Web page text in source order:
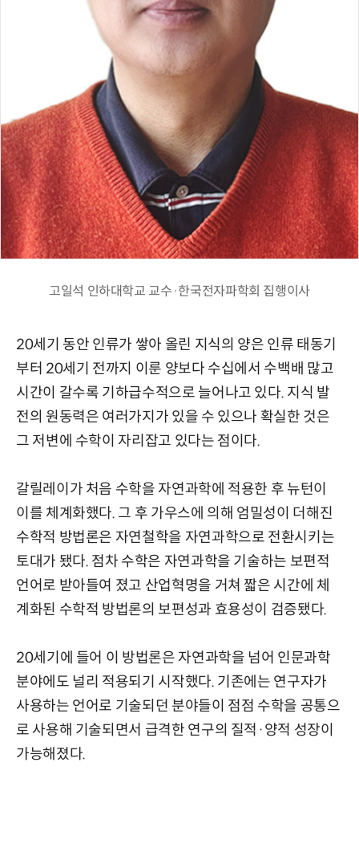
고일석 인하대학교 교수·한국전자파학회 집행이사
20세기 동안 인류가 쌓아 올린 지식의 양은 인류 태동기
부터 20세기 전까지 이룬 양보다 수십에서 수백배 많고
시간이 갈수록 기하급수적으로 늘어나고 있다. 지식 발
전의 원동력은 여러가지가 있을 수 있으나 확실한 것은
그 저변에 수학이 자리잡고 있다는 점이다.
갈릴레이가 처음 수학을 자연과학에 적용한 후 뉴턴이
이를 체계화했다. 그 후 가우스에 의해 엄밀성이 더해진
수학적 방법론은 자연철학을 자연과학으로 전환시키는
토대가 됐다. 점차 수학은 자연과학을 기술하는 보편적
언어로 받아들여 졌고 산업혁명을 거쳐 짧은 시간에 체
계화된 수학적 방법론의 보편성과 효용성이 검증됐다.
20세기에 들어 이 방법론은 자연과학을 넘어 인문과학
분야에도 널리 적용되기 시작했다. 기존에는 연구자가
사용하는 언어로 기술되던 분야들이 점점 수학을 공통으
로 사용해 기술되면서 급격한 연구의 질적·양적 성장이
가능해졌다.